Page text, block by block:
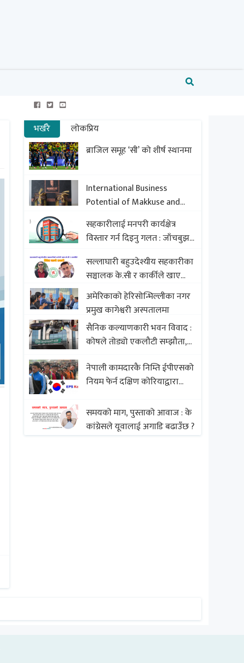
भर्खरै
लोकप्रिय
ब्राजिल समूह ‘सी’ को शीर्ष स्थानमा
International Business
Potential of Makkuse and
Export Opportunities of
Nepali Sweets with Global
Comparison to Baklava
सहकारीलाई मनपरी कार्यक्षेत्र
विस्तार गर्न दिइनु गलत : जाँचबुझ
सल्लाघारी बहुउदेश्यीय सहकारीका
सञ्चालक के.सी र कार्कीले खाए
सदस्यको करोडौं बचत
अमेरिकाको हेरिसोन्भिल्लीका नगर
प्रमुख कागेश्वरी अस्पतालमा
सैनिक कल्याणकारी भवन विवाद :
कोषले तोड्यो एकलौटी सम्झौता,
बिखलबन्दमा (भिडियो)
नेपाली कामदारकै निम्ति ईपीएसको
नियम फेर्न दक्षिण कोरियाद्वारा
समयको माग, पुस्ताको आवाज : के
कांग्रेसले यूवालाई अगाडि बढाउँछ ?